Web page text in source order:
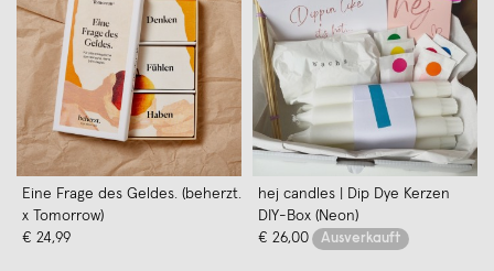
Eine Frage des Geldes. (beherzt.
x Tomorrow)
€ 24,99
hej candles | Dip Dye Kerzen
DIY-Box (Neon)
€ 26,00
Ausverkauft